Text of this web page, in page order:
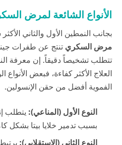
الأنواع الشائعة لمرض
بجانب النمطين الأول والثاني
مرض السكري تنتج عن طفرات
تتطلب تشخيصاً دقيقاً. إن معرفة
العلاج الأكثر كفاءة، فبعض
الفموية أفضل من حقن الإنسولين.
النوع الأول (المناعي): يتطلب
بسبب تدمير خلايا بيتا بشكل
النوع الثاني (الاستقلابي):